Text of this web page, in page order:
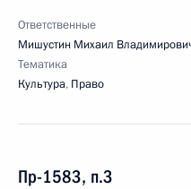
Ответственные
Мишустин Михаил
Тематика
Культура, Право
Пр-1583, п.3